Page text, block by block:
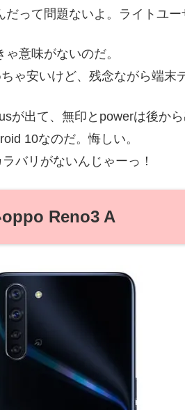
って問題ないよ。ライトユー
意味がないのだ。
ゃ安いけど、残念ながら端末
が出て、無印とpowerは後から
10なのだ。悔しい。
バリがないんじゃーっ！
Reno3 A